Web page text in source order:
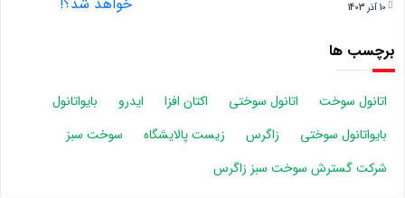
10 آذر 1403
برچسب ها
اتانول سوخت اتانول سوختی اکتان افزا ایدرو
بایواتانول
بایواتانول سوختی
زاگرس زیست پالایشگاه
سوخت سبز
شرکت گسترش سوخت سبز زاگرس